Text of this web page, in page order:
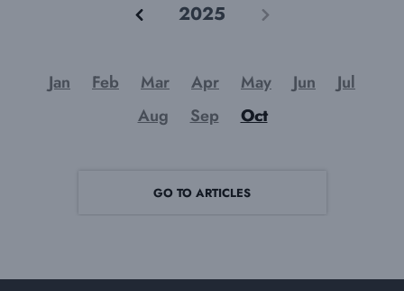
2025
Jan Feb Mar Apr May Jun
Jul
Aug
Sep Oct
GO TO ARTICLES